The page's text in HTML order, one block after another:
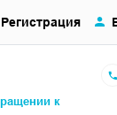
к
Регистрация